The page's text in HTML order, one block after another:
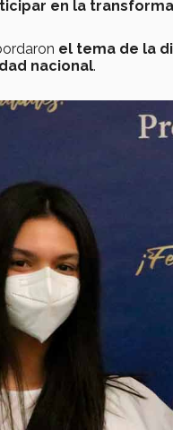
en la
el tema de la
nacional.